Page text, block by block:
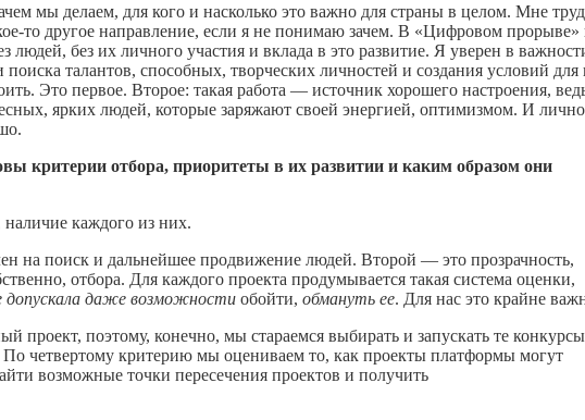
мы делаем, для кого и насколько это важно для страны в целом. Мне
то другое направление, если я не понимаю зачем. В «Цифровом прорыве»
людей, без их личного участия и вклада в это развитие. Я уверен в
талантов, способных, творческих личностей и создания условий для
Это первое. Второе: такая работа — источник хорошего настроения,
ярких людей, которые заряжают своей энергией, оптимизмом. И
критерии отбора, приоритеты в их развитии и каким образом они
каждого из них.
на поиск и дальнейшее продвижение людей. Второй — это прозрачность,
отбора. Для каждого проекта продумывается такая система оценки,
допускала даже возможности обойти, обмануть ее. Для нас это крайне
проект, поэтому, конечно, мы стараемся выбирать и запускать те
По четвертому критерию мы оцениваем то, как проекты платформы могут
возможные точки пересечения проектов и получить